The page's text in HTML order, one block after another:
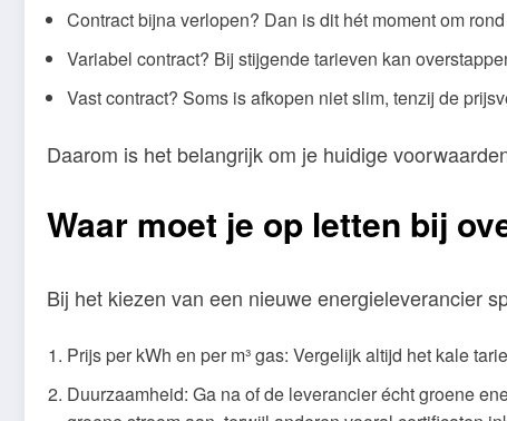
Contract bijna verlopen? Dan is dit hét moment om
Variabel contract? Bij stijgende tarieven kan
Vast contract? Soms is afkopen niet slim, tenzij de
Daarom is het belangrijk om je huidige
Waar moet je op letten bij
Bij het kiezen van een nieuwe energieleverancier
Prijs per kWh en per m³ gas: Vergelijk altijd het kale
Duurzaamheid: Ga na of de leverancier écht groene